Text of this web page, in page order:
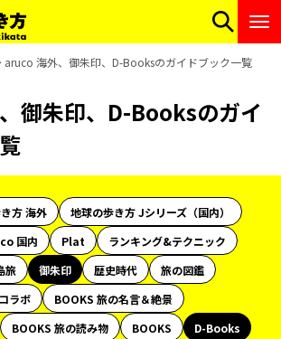
aruco 海外、御朱印、D-Booksのガイドブック一覧
御朱印、D-Booksのガイ
方 海外
地球の歩き方 Jシリーズ（国内）
国内 Plat
ランキング&テクニック
旅 御朱印 歴史時代
旅の図鑑
ラボ
BOOKS 旅の名言＆絶景
BOOKS 旅の読み物 BOOKS
D-Books